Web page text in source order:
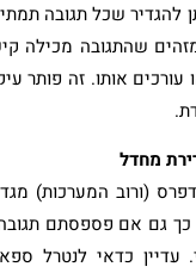
להגדיר שכל תגובה
שהתגובה מכילה
עורכים אותו. זה פותר
כך גם אם פספסתם
עדיין כדאי לנטרל